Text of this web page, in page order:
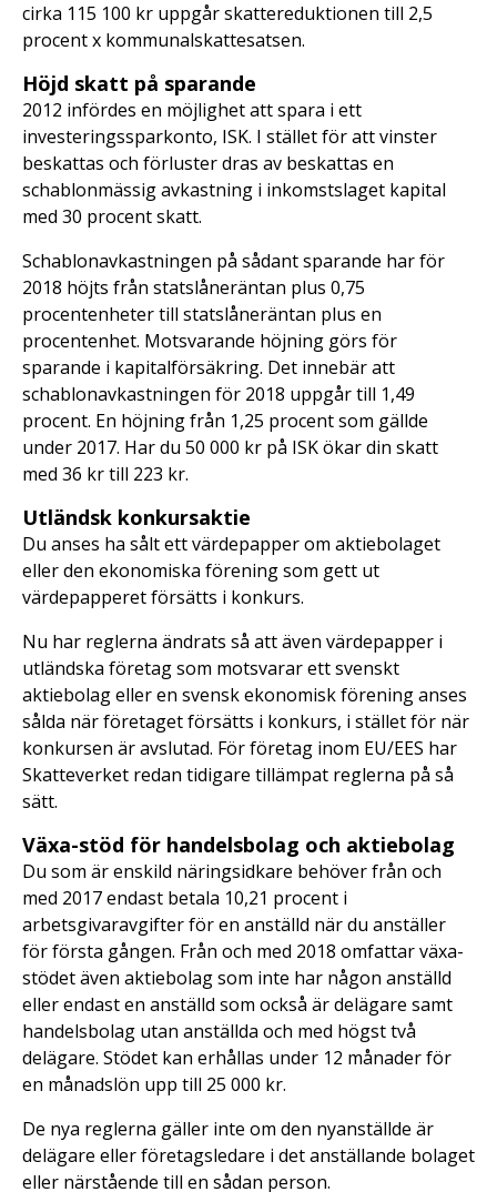
cirka 115 100 kr uppgår skattereduktionen till 2,5
procent x kommunalskattesatsen.
Höjd skatt på sparande
2012 infördes en möjlighet att spara i ett
investeringssparkonto, ISK. I stället för att vinster
beskattas och förluster dras av beskattas en
schablonmässig avkastning i inkomstslaget kapital
med 30 procent skatt.
Schablonavkastningen på sådant sparande har för
2018 höjts från statslåneräntan plus 0,75
procentenheter till statslåneräntan plus en
procentenhet. Motsvarande höjning görs för
sparande i kapitalförsäkring. Det innebär att
schablonavkastningen för 2018 uppgår till 1,49
procent. En höjning från 1,25 procent som gällde
under 2017. Har du 50 000 kr på ISK ökar din skatt
med 36 kr till 223 kr.
Utländsk konkursaktie
Du anses ha sålt ett värdepapper om aktiebolaget
eller den ekonomiska förening som gett ut
värdepapperet försätts i konkurs.
Nu har reglerna ändrats så att även värdepapper i
utländska företag som motsvarar ett svenskt
aktiebolag eller en svensk ekonomisk förening anses
sålda när företaget försätts i konkurs, i stället för när
konkursen är avslutad. För företag inom EU/EES har
Skatteverket redan tidigare tillämpat reglerna på så
sätt.
Växa-stöd för handelsbolag och aktiebolag
Du som är enskild näringsidkare behöver från och
med 2017 endast betala 10,21 procent i
arbetsgivaravgifter för en anställd när du anställer
för första gången. Från och med 2018 omfattar växa-
stödet även aktiebolag som inte har någon anställd
eller endast en anställd som också är delägare samt
handelsbolag utan anställda och med högst två
delägare. Stödet kan erhållas under 12 månader för
en månadslön upp till 25 000 kr.
De nya reglerna gäller inte om den nyanställde är
delägare eller företagsledare i det anställande bolaget
eller närstående till en sådan person.